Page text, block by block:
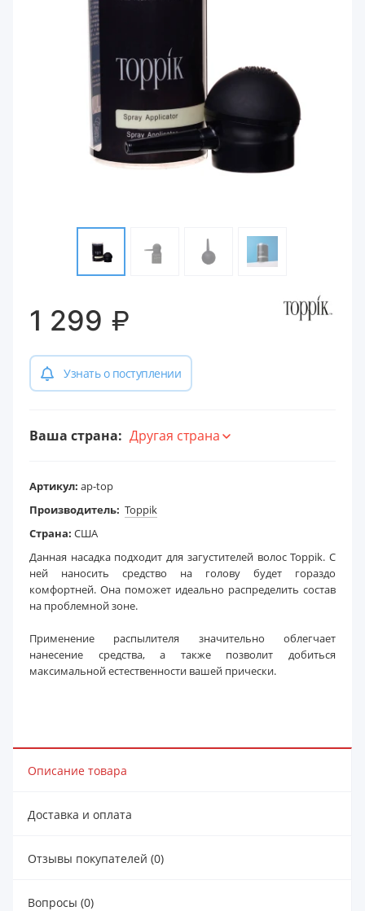
1 299 ₽
Узнать о поступлении
Ваша страна: Другая страна
Артикул: ap-top
Производитель: Toppik
Страна: США
Данная насадка подходит для загустителей волос Toppik. С
ней наносить средство на голову будет гораздо
комфортней. Она поможет идеально распределить состав
на проблемной зоне.
Применение распылителя значительно облегчает
нанесение средства, а также позволит добиться
максимальной естественности вашей прически.
Описание товара
Доставка и оплата
Отзывы покупателей (0)
Вопросы (0)